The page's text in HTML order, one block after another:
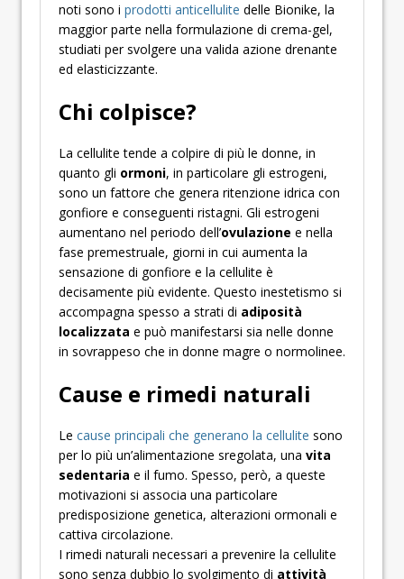
noti sono i prodotti anticellulite delle Bionike, la
maggior parte nella formulazione di crema-gel,
studiati per svolgere una valida azione drenante
ed elasticizzante.
Chi colpisce?
La cellulite tende a colpire di più le donne, in
quanto gli ormoni, in particolare gli estrogeni,
sono un fattore che genera ritenzione idrica con
gonfiore e conseguenti ristagni. Gli estrogeni
aumentano nel periodo dell’ovulazione e nella
fase premestruale, giorni in cui aumenta la
sensazione di gonfiore e la cellulite è
decisamente più evidente. Questo inestetismo si
accompagna spesso a strati di adiposità
localizzata e può manifestarsi sia nelle donne
in sovrappeso che in donne magre o normolinee.
Cause e rimedi naturali
Le cause principali che generano la cellulite sono
per lo più un’alimentazione sregolata, una vita
sedentaria e il fumo. Spesso, però, a queste
motivazioni si associa una particolare
predisposizione genetica, alterazioni ormonali e
cattiva circolazione.
I rimedi naturali necessari a prevenire la cellulite
sono senza dubbio lo svolgimento di attività